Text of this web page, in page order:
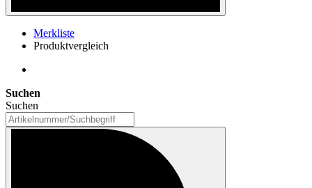
Merkliste
Produktvergleich
Suchen
Suchen